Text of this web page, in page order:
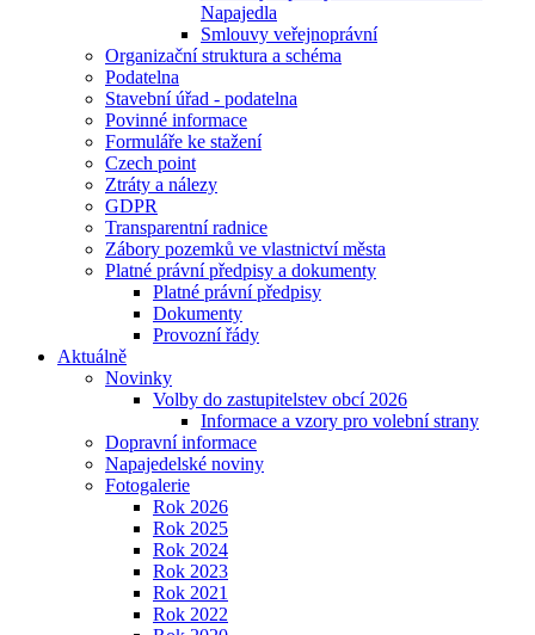
Napajedla
Smlouvy veřejnoprávní
Organizační struktura a schéma
Podatelna
Stavební úřad - podatelna
Povinné informace
Formuláře ke stažení
Czech point
Ztráty a nálezy
GDPR
Transparentní radnice
Zábory pozemků ve vlastnictví města
Platné právní předpisy a dokumenty
Platné právní předpisy
Dokumenty
Provozní řády
Aktuálně
Novinky
Volby do zastupitelstev obcí 2026
Informace a vzory pro volební strany
Dopravní informace
Napajedelské noviny
Fotogalerie
Rok 2026
Rok 2025
Rok 2024
Rok 2023
Rok 2021
Rok 2022